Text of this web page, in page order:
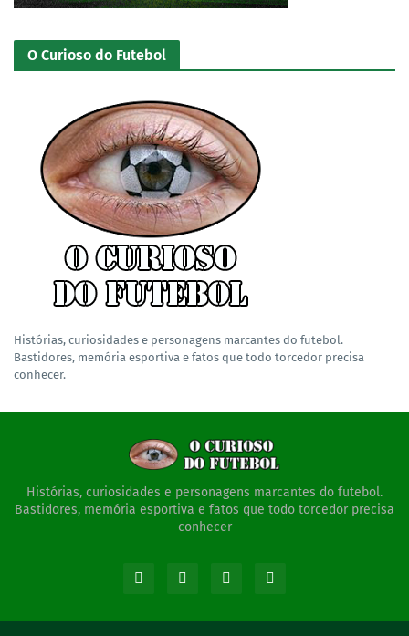
O Curioso do Futebol
Histórias, curiosidades e personagens marcantes do futebol.
Bastidores, memória esportiva e fatos que todo torcedor precisa
conhecer.
Histórias, curiosidades e personagens marcantes do futebol.
Bastidores, memória esportiva e fatos que todo torcedor precisa
conhecer